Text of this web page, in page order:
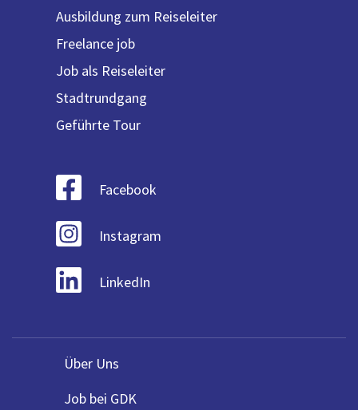
Ausbildung zum Reiseleiter
Freelance job
Job als Reiseleiter
Stadtrundgang
Geführte Tour
Facebook
Instagram
LinkedIn
Über Uns
Job bei GDK